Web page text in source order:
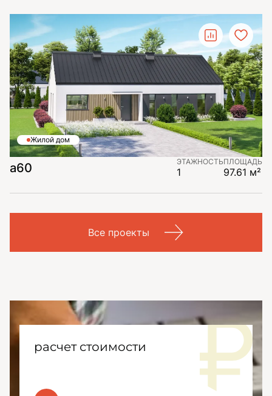
Жилой дом
a60 ЭТАЖНОСТЬ
1
ПЛОЩАДЬ
97.61 м²
Все проекты
расчет стоимости